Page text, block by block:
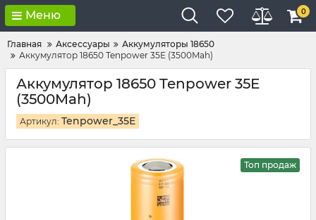
Меню 0
Главная Аксессуары
Аккумуляторы 18650
Аккумулятор 18650 Tenpower 35E (3500Mah)
Аккумулятор 18650 Tenpower 35E
(3500Mah)
Артикул: Tenpower_35E
Топ продаж